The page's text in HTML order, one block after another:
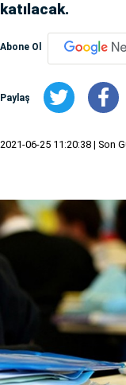
katılacak.
Abone Ol
Paylaş
2021-06-25 11:20:38 | Son